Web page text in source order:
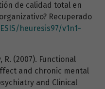
de calidad total en
Recuperado
heuresis97/v1n1-
R. (2007). Functional
and chronic mental
and Clinical